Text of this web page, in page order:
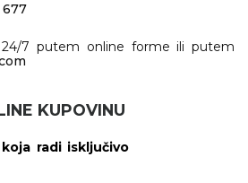
677
24/7 putem online forme ili putem
KUPOVINU
radi isključivo